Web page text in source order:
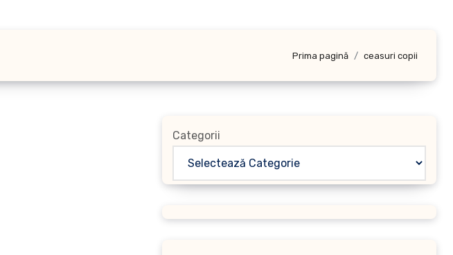
Prima pagină ceasuri copii
Categorii